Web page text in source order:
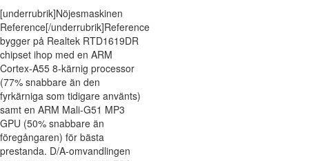
[underrubrik]Nöjesmaskinen
Reference[/underrubrik]Reference
bygger på Realtek RTD1619DR
chipset ihop med en ARM
Cortex-A55 8-kärnig processor
(77% snabbare än den
fyrkärniga som tidigare använts)
samt en ARM Mali-G51 MP3
GPU (50% snabbare än
föregångaren) för bästa
prestanda. D/A-omvandlingen